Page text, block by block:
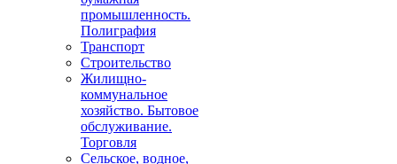
промышленность.
Полиграфия
Транспорт
Строительство
Жилищно-
коммунальное
хозяйство. Бытовое
обслуживание.
Торговля
Сельское, водное,